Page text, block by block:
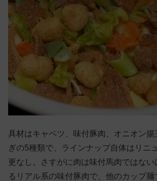
具材はキャベツ、味付豚肉、オニオン揚
ぎの5種類で、ラインナップ自体はリニ
更なし。さすがに肉は味付馬肉ではな
るリアル系の味付豚肉で、他のカップ